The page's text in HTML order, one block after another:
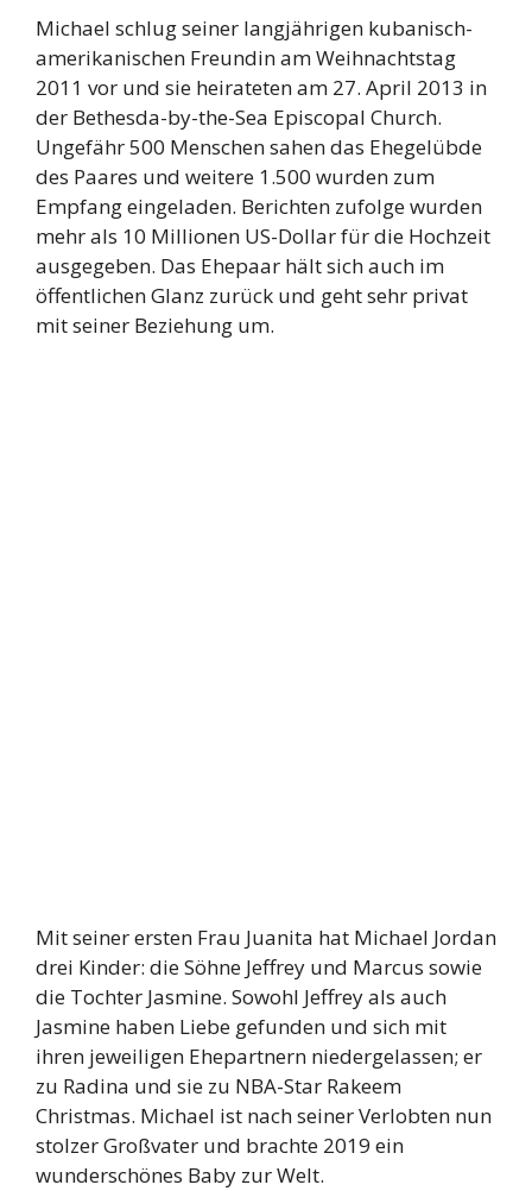
Michael schlug seiner langjährigen kubanisch-
amerikanischen Freundin am Weihnachtstag
2011 vor und sie heirateten am 27. April 2013 in
der Bethesda-by-the-Sea Episcopal Church.
Ungefähr 500 Menschen sahen das Ehegelübde
des Paares und weitere 1.500 wurden zum
Empfang eingeladen. Berichten zufolge wurden
mehr als 10 Millionen US-Dollar für die Hochzeit
ausgegeben. Das Ehepaar hält sich auch im
öffentlichen Glanz zurück und geht sehr privat
mit seiner Beziehung um.
Mit seiner ersten Frau Juanita hat Michael Jordan
drei Kinder: die Söhne Jeffrey und Marcus sowie
die Tochter Jasmine. Sowohl Jeffrey als auch
Jasmine haben Liebe gefunden und sich mit
ihren jeweiligen Ehepartnern niedergelassen; er
zu Radina und sie zu NBA-Star Rakeem
Christmas. Michael ist nach seiner Verlobten nun
stolzer Großvater und brachte 2019 ein
wunderschönes Baby zur Welt.